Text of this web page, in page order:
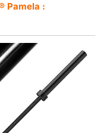
Pamela :